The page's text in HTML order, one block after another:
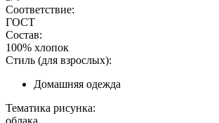
Соответствие:
ГОСТ
Состав:
100% хлопок
Стиль (для взрослых):
Домашняя одежда
Тематика рисунка: